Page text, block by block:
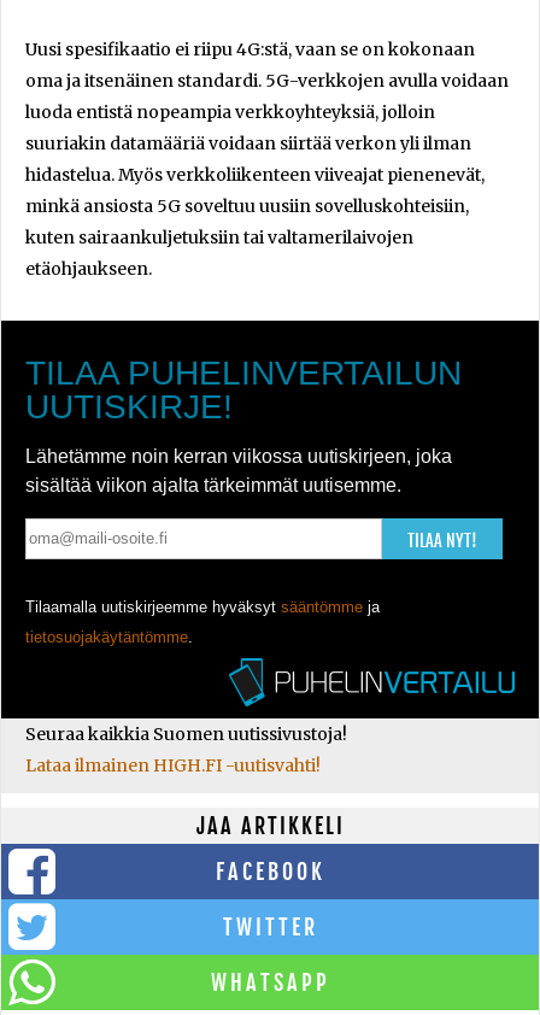
Uusi spesifikaatio ei riipu 4G:stä, vaan se on kokonaan
oma ja itsenäinen standardi. 5G-verkkojen avulla voidaan
luoda entistä nopeampia verkkoyhteyksiä, jolloin
suuriakin datamääriä voidaan siirtää verkon yli ilman
hidastelua. Myös verkkoliikenteen viiveajat pienenevät,
minkä ansiosta 5G soveltuu uusiin sovelluskohteisiin,
kuten sairaankuljetuksiin tai valtamerilaivojen
etäohjaukseen.
TILAA PUHELINVERTAILUN
UUTISKIRJE!
Lähetämme noin kerran viikossa uutiskirjeen, joka
sisältää viikon ajalta tärkeimmät uutisemme.
TILAA NYT!
Tilaamalla uutiskirjeemme hyväksyt sääntömme ja
tietosuojakäytäntömme
Seuraa kaikkia Suomen uutissivustoja!
Lataa ilmainen HIGH.FI -uutisvahti!
JAA ARTIKKELI
FACEBOOK
TWITTER
WHATSAPP